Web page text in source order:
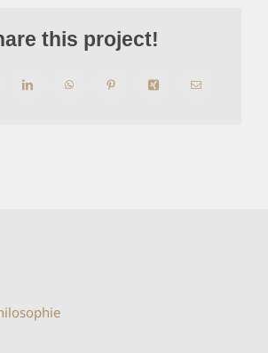
this project!
LinkedIn WhatsAppPinterest Xing
E-